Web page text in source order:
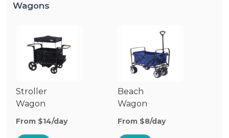
Wagons
Stroller
Wagon
From $14/day
Beach
Wagon
From $8/day